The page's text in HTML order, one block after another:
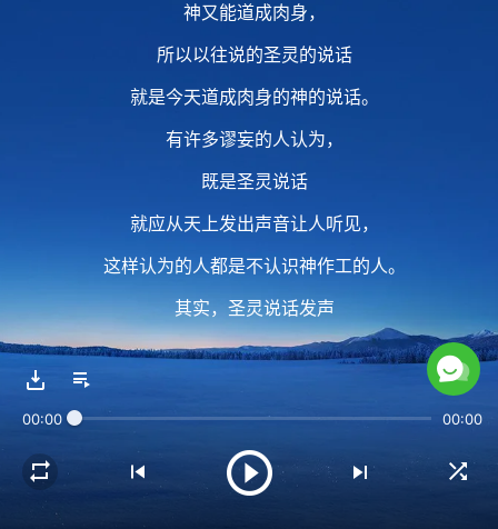
神又能道成肉身，
所以以往说的圣灵的说话
就是今天道成肉身的神的说话。
有许多谬妄的人认为，
既是圣灵说话
就应从天上发出声音让人听见，
这样认为的人都是不认识神作工的人。
其实，圣灵说话发声
就是神道成肉身说话发声。
即使是在律法时代
00:00 00:00